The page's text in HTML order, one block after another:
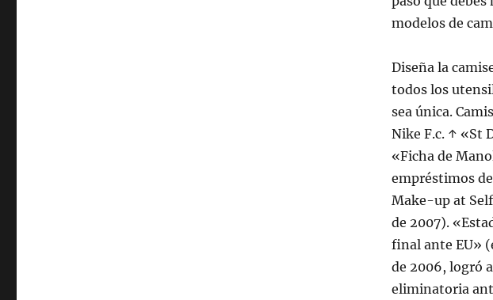
modelos de
Diseña la
todos los
sea única.
Nike F.c. ↑ «St
«Ficha de
empréstimos
Make-up at
de 2007).
final ante EU»
de 2006, logró
eliminatoria